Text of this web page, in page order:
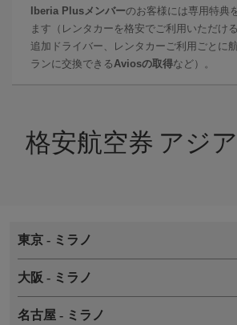
Iberia Plusメンバーのお客様には専用特典
ます（レンタカーを格安でご利用いただけ
追加ドライバー、レンタカーご利用ごとに
ランに交換できる Aviosの取得など）。
格安航空券 アジ
東京 - ミラノ
大阪 - ミラノ
名古屋 - ミラノ